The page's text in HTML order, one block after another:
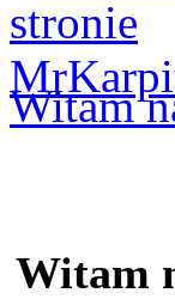
Witam
Witam